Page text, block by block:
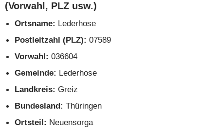
(Vorwahl, PLZ usw.)
Ortsname: Lederhose
Postleitzahl (PLZ): 07589
Vorwahl: 036604
Gemeinde: Lederhose
Landkreis: Greiz
Bundesland: Thüringen
Ortsteil: Neuensorga